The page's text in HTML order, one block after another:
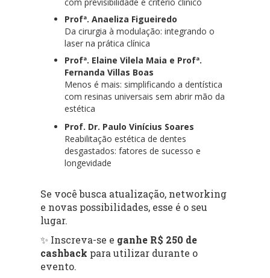
Profª. Anaeliza Figueiredo
Da cirurgia à modulação: integrando o
laser na prática clínica
Profª. Elaine Vilela Maia e Profª.
Fernanda Villas Boas
Menos é mais: simplificando a dentística
com resinas universais sem abrir mão da
estética
Prof. Dr. Paulo Vinícius Soares
Reabilitação estética de dentes
desgastados: fatores de sucesso e
longevidade
Se você busca atualização, networking
e novas possibilidades, esse é o seu
lugar.
✨ Inscreva-se e ganhe R$ 250 de
cashback para utilizar durante o
evento.